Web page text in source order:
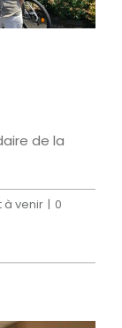
de la
à venir | 0